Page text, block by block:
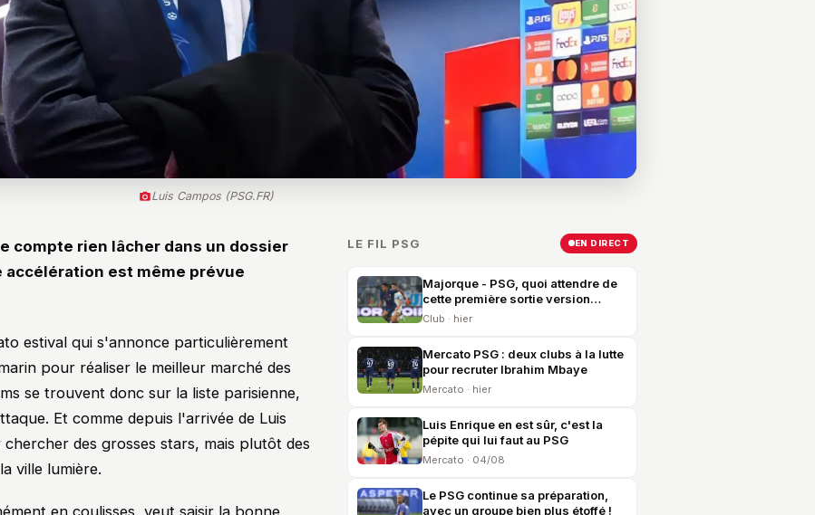
Luis Campos (PSG.FR)
compte rien lâcher dans un dossier
accélération est même prévue
estival qui s'annonce particulièrement
pour réaliser le meilleur marché des
se trouvent donc sur la liste parisienne,
Et comme depuis l'arrivée de Luis
des grosses stars, mais plutôt des
ville lumière.
en coulisses, veut saisir la bonne
LE FIL PSG EN DIRECT
Majorque - PSG, quoi attendre de
cette première sortie version
2026-2027 ?
Club · hier
Mercato PSG : deux clubs à la lutte
pour recruter Ibrahim Mbaye
Mercato · hier
Luis Enrique en est sûr, c'est la
pépite qui lui faut au PSG
Mercato · 04/08
Le PSG continue sa préparation,
avec un groupe bien plus étoffé !